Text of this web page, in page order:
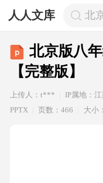
人人文库 北
北京版八
【完整版】
上传人：t*** IP属地：
PPTX
页数：466 大小